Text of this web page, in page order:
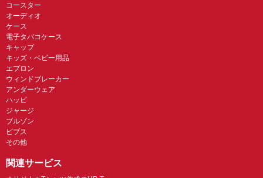
コースター
オーディオ
ケース
電子タバコケース
キャップ
キッズ・ベビー用品
エプロン
ウィンドブレーカー
アンダーウェア
ハッピ
ジャージ
ブルゾン
ビブス
その他
関連サービス